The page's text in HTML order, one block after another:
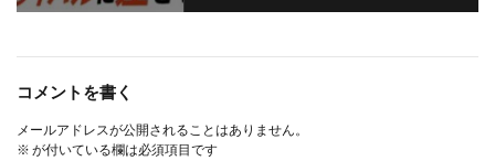
コメントを書く
メールアドレスが公開されることはありません。
※ が付いている欄は必須項目です